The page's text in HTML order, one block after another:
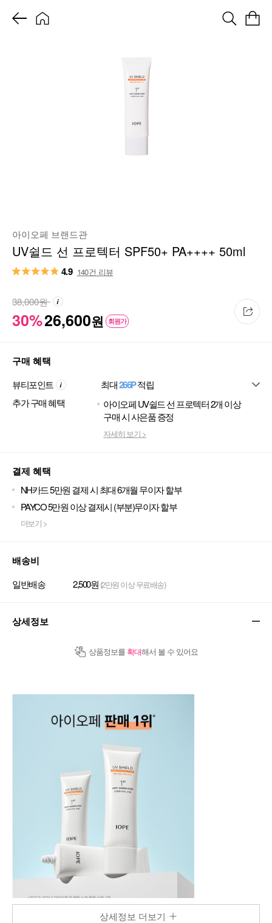
아이오페 브랜드관
UV쉴드 선 프로텍터 SPF50+ PA++++ 50ml
4.9 140건 리뷰
30%26,600원 회원가
38,000원
구매 혜택
뷰티포인트 최대266P적립
추가 구매 혜택
아이오페 UV쉴드 선 프로텍터 2개 이상
구매 시 사은품 증정
자세히 보기 >
결제 혜택
NH카드 5만원 결제 시 최대 6개월 무이자 할부
PAYCO 5만원 이상 결제시 (부분)무이자 할부
더보기 >
배송비
일반배송 2,500원 (2만원 이상 무료배송)
상세정보
상품정보를 확대해서 볼 수 있어요
상세정보 더보기